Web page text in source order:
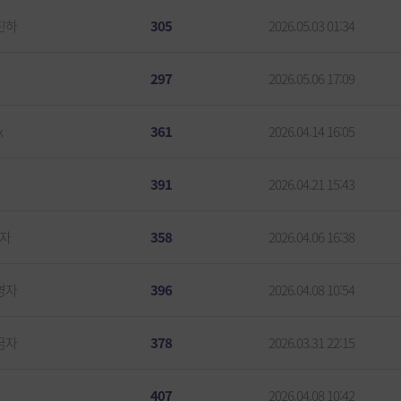
하 305 2026.05.03 01:34
297 2026.05.06 17:09
361 2026.04.14 16:05
391 2026.04.21 15:43
358 2026.04.06 16:38
자 396 2026.04.08 10:54
자 378 2026.03.31 22:15
407 2026.04.08 10:42